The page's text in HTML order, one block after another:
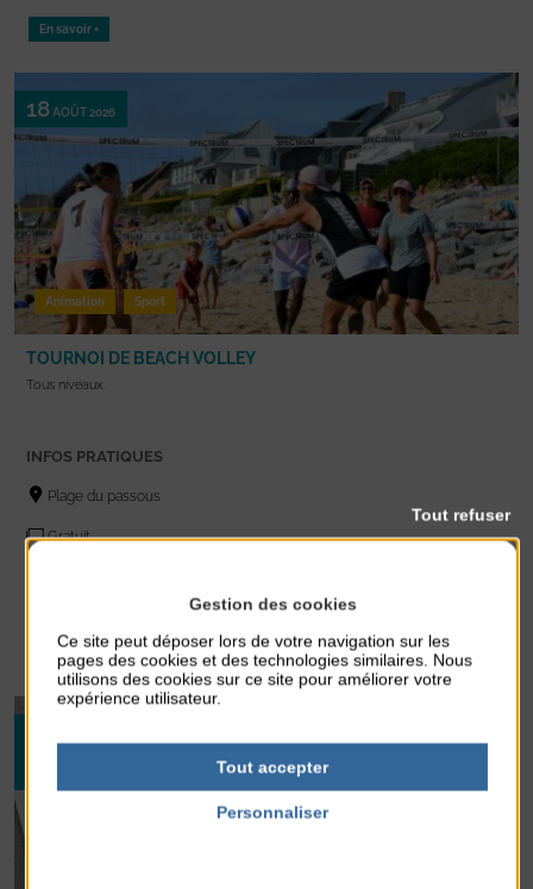
En savoir +
18 AOÛT 2026
Animation Sport
TOURNOI DE BEACH VOLLEY
Tous niveaux.
INFOS PRATIQUES
Plage du passous
Gratuit
Gestion des cookies
Ce site peut déposer lors de votre navigation sur les
pages des cookies et des technologies similaires. Nous
utilisons des cookies sur ce site pour améliorer votre
expérience utilisateur.
Tout accepter
Tout refuser
Personnaliser